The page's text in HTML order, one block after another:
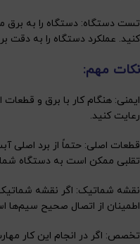
تست دستگاه: دستگاه را به برق
کنید. عملکرد دستگاه را به دقت
نکات مهم:
ایمنی: هنگام کار با برق و
رعایت کنید.
قطعات اصلی: حتماً از برد اصلی
تقلبی ممکن است به دستگاه
نقشه شماتیک: اگر نقشه شماتیک
اطمینان از اتصال صحیح سیم‌ها
تخصص: اگر در انجام این کار